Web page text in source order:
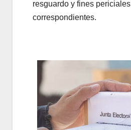
resguardo y fines periciales
correspondientes.